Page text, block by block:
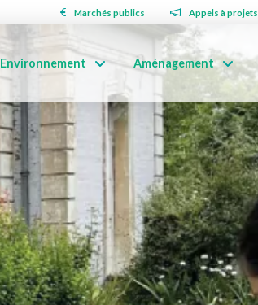
Marchés publics Appels à projets
Environnement Aménagement